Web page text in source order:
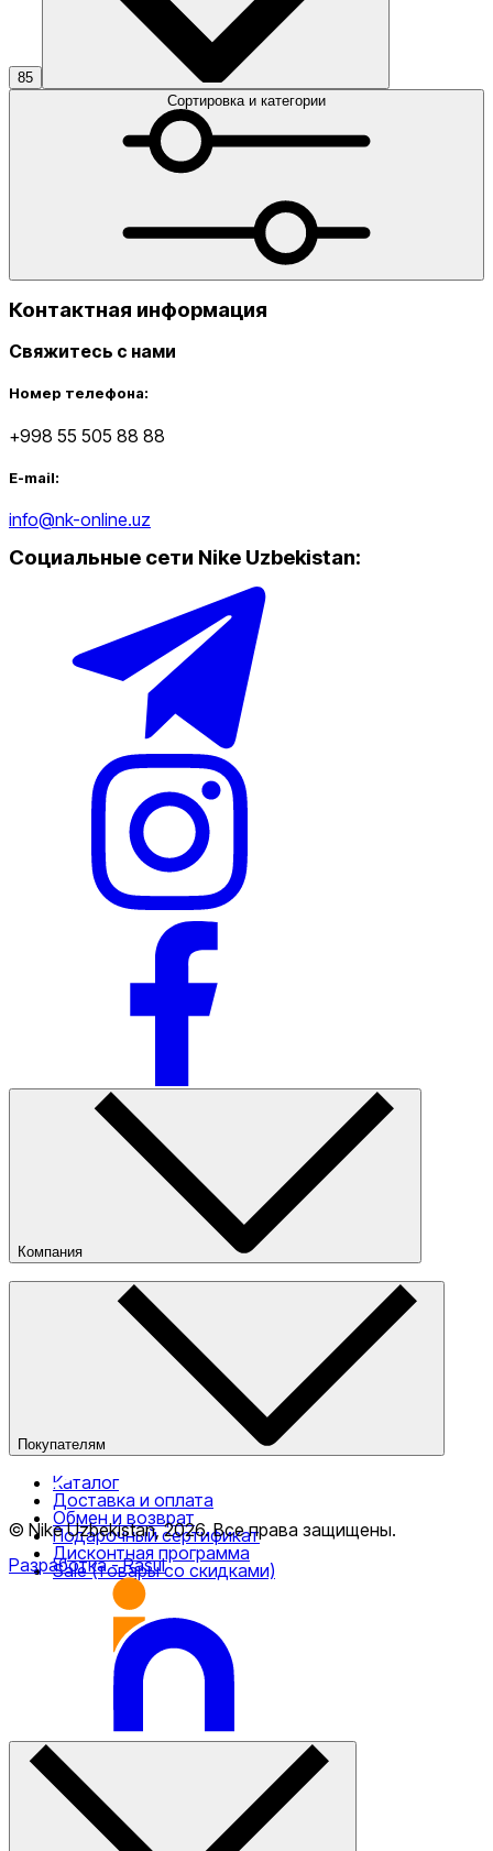
85
Сортировка и категории
Контактная информация
Свяжитесь с нами
Номер телефона:
+998 55 505 88 88
E-mail:
info@nk-online.uz
Социальные сети Nike Uzbekistan:
Компания
О компании
Наши магазины
Публичная оферта
Покупателям
Каталог
Доставка и оплата
Обмен и возврат
Подарочный сертификат
Дисконтная программа
Sale (товары со скидками)
© Nike Uzbekistan,2026.Все права защищены.
Разработка- Rasul